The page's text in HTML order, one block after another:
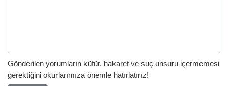
Gönderilen yorumların küfür, hakaret ve suç unsuru içermemesi
gerektiğini okurlarımıza önemle hatırlatırız!